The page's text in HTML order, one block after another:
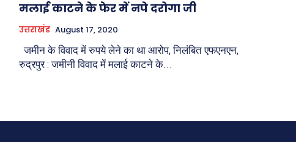
मलाई काटने के फेर में नपे दरोगा जी
उत्तराखंड August 17, 2020
जमीन के विवाद में रुपये लेने का था आरोप, निलंबित एफएनएन,
रुद्रपुर : जमीनी विवाद में मलाई काटने के...